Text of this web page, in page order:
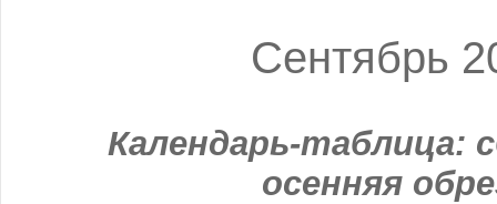
Сентябрь
Календарь-таблица:
осенняя